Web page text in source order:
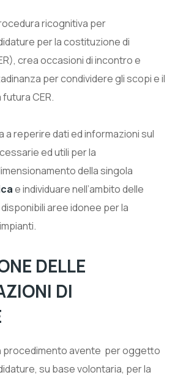
ricognitiva per
per la costituzione di
crea occasioni di incontro e
per condividere gli scopi e il
CER.
a reperire dati ed informazioni sul
ed utili per la
della singola
e individuare nell’ambito delle
aree idonee per la
DELLE
DI
procedimento avente per oggetto
su base volontaria, per la